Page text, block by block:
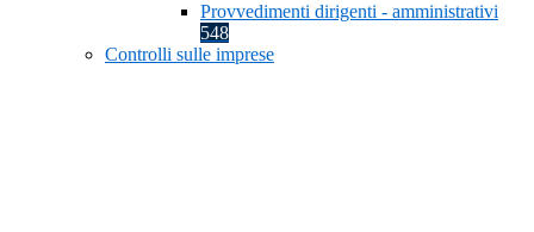
Provvedimenti dirigenti - amministrativi
548
Controlli sulle imprese